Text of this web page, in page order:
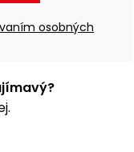
osobných